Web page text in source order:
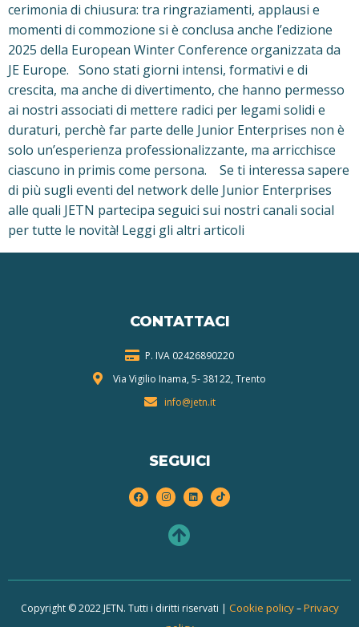
cerimonia di chiusura: tra ringraziamenti, applausi e
momenti di commozione si è conclusa anche l’edizione
2025 della European Winter Conference organizzata da
JE Europe. Sono stati giorni intensi, formativi e di
crescita, ma anche di divertimento, che hanno permesso
ai nostri associati di mettere radici per legami solidi e
duraturi, perchè far parte delle Junior Enterprises non è
solo un’esperienza professionalizzante, ma arricchisce
ciascuno in primis come persona. Se ti interessa sapere
di più sugli eventi del network delle Junior Enterprises
alle quali JETN partecipa seguici sui nostri canali social
per tutte le novità! Leggi gli altri articoli
CONTATTACI
P. IVA 02426890220
Via Vigilio Inama, 5-38122, Trento
info@jetn.it
SEGUICI
Copyright © 2022 JETN. Tutti i diritti riservati | Cookie policy–Privacy